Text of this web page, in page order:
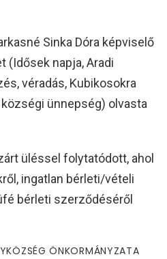
Sinka Dóra képviselő
(Idősek napja, Aradi
véradás, Kubikosokra
ünnepség) olvasta
üléssel folytatódott, ahol
ingatlan bérleti/vételi
bérleti szerződéséről
ÖNKORMÁNYZATA